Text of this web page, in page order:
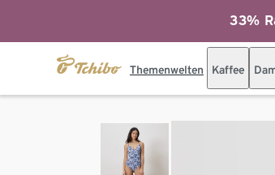
33%
Themenwelten Kaffee